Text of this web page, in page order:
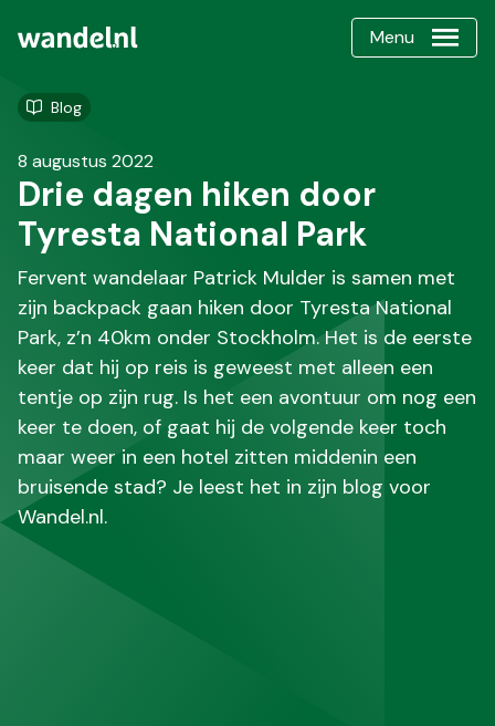
Menu
Blog
8 augustus 2022
Drie dagen hiken door
Tyresta National Park
Fervent wandelaar Patrick Mulder is samen met
zijn backpack gaan hiken door Tyresta National
Park, z’n 40km onder Stockholm. Het is de eerste
keer dat hij op reis is geweest met alleen een
tentje op zijn rug. Is het een avontuur om nog een
keer te doen, of gaat hij de volgende keer toch
maar weer in een hotel zitten middenin een
bruisende stad? Je leest het in zijn blog voor
Wandel.nl.